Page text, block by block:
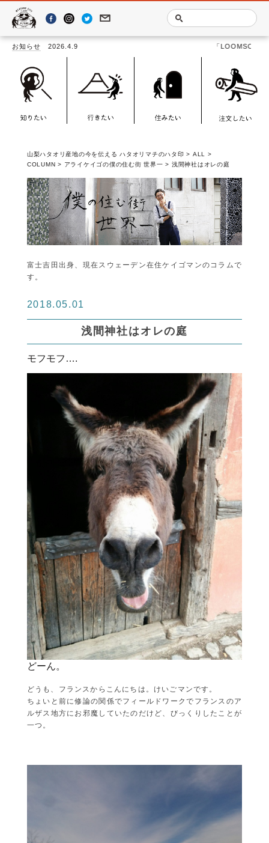
お知らせ 2026.4.9 「LOOMSCAPE －YAMANASHI
山梨ハタオリ産地の今を伝える ハタオリマチのハタ印 > ALL
>
COLUMN > アライケイゴの僕の住む街 世界一 > 浅間神社はオレの庭
富士吉田出身、現在スウェーデン在住ケイゴマンのコラムで
す。
2018.05.01
浅間神社はオレの庭
モフモフ….
どーん。
どうも、フランスからこんにちは。けいごマンです。
ちょいと前に修論の関係でフィールドワークでフランスのア
ルザス地方にお邪魔していたのだけど、びっくりしたことが
一つ。